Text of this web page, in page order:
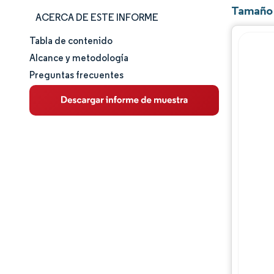
ACERCA DE ESTE INFORME
Tamaño y cuota de mercado
Análisis de mercado
Tendencias e ideas
Tabla de contenido
Alcance y metodología
Preguntas frecuentes